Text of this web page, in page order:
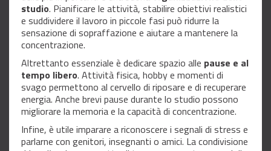
studio. Pianificare le attività, stabilire obiettivi realistici
e suddividere il lavoro in piccole fasi può ridurre la
sensazione di sopraffazione e aiutare a mantenere la
concentrazione.
Altrettanto essenziale è dedicare spazio alle pause e al
tempo libero. Attività fisica, hobby e momenti di
svago permettono al cervello di riposare e di recuperare
energia. Anche brevi pause durante lo studio possono
migliorare la memoria e la capacità di concentrazione.
Infine, è utile imparare a riconoscere i segnali di stress e
parlarne con genitori, insegnanti o amici. La condivisione